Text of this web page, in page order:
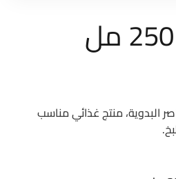
من معاصر البدوية، منتج غذائي مناسب